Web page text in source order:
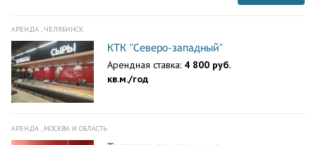
АРЕНДА , ЧЕЛЯБИНСК
КТК "Северо-западный"
Арендная ставка: 4 800 руб.
кв.м./год
АРЕНДА , МОСКВА И ОБЛАСТЬ